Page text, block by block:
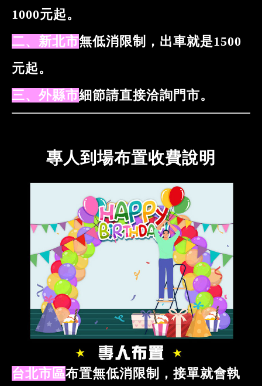
1000元起。
二、新北市無低消限制，出車就是1500
元起。
三、外縣市細節請直接洽詢門市。
專人到場布置收費說明
台北市區布置無低消限制，接單就會執